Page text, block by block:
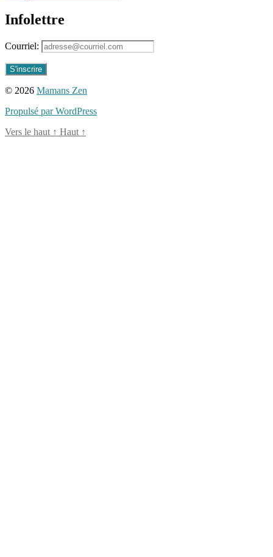
Infolettre
Courriel:
© 2026 Mamans Zen
Propulsé par WordPress
Vers le haut ↑ Haut ↑